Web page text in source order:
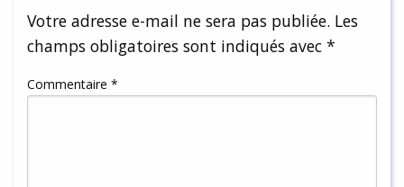
Votre adresse e-mail ne sera pas publiée. Les
champs obligatoires sont indiqués avec *
Commentaire *